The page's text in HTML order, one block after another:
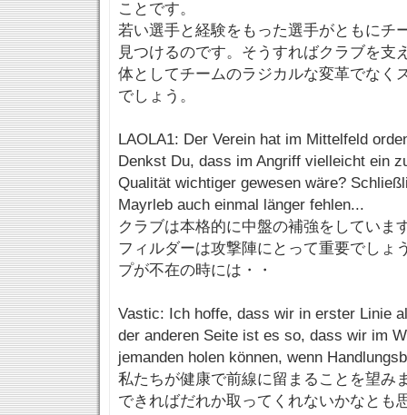
ことです。
若い選手と経験をもった選手がともにチ
見つけるのです。そうすればクラブを支
体としてチームのラジカルな変革でなく
でしょう。
LAOLA1: Der Verein hat im Mittelfeld
Denkst Du, dass im Angriff vielleicht ein
Qualität wichtiger gewesen wäre?
Mayrleb auch einmal länger fehlen...
クラブは本格的に中盤の補強をしていま
フィルダーは攻撃陣にとって重要でしょ
プが不在の時には・・
Vastic: Ich hoffe, dass wir in erster Linie
der anderen Seite ist es so, dass wir im
jemanden holen können, wenn
私たちが健康で前線に留まることを望み
できればだれか取ってくれないかなとも